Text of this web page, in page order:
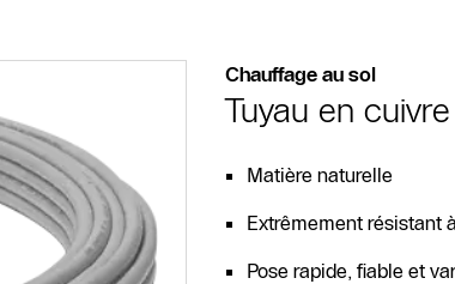
Chauffage au sol
Tuyau en
Matière naturelle
Extrêmement résistant
Pose rapide, fiable et